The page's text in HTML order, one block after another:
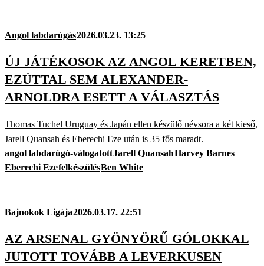
Angol labdarúgás2026.03.23. 13:25
ÚJ JÁTÉKOSOK AZ ANGOL KERETBEN,
EZÚTTAL SEM ALEXANDER-
ARNOLDRA ESETT A VÁLASZTÁS
Thomas Tuchel Uruguay és Japán ellen készülő névsora a két kieső,
Jarell Quansah és Eberechi Eze után is 35 fős maradt.
angol labdarúgó-válogatottJarell QuansahHarvey Barnes
Eberechi EzefelkészülésBen White
Bajnokok Ligája2026.03.17. 22:51
AZ ARSENAL GYÖNYÖRŰ GÓLOKKAL
JUTOTT TOVÁBB A LEVERKUSEN